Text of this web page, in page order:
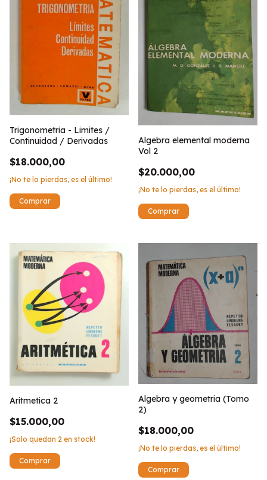
Trigonometria - Limites /
Continuidad / Derivadas
$18.000,00
¡No te lo pierdas, es el último!
Algebra elemental moderna
Vol 2
$20.000,00
¡No te lo pierdas, es el último!
Aritmetica 2
$15.000,00
¡Solo quedan 2 en stock!
Algebra y geometria (Tomo
2)
$18.000,00
¡No te lo pierdas, es el último!